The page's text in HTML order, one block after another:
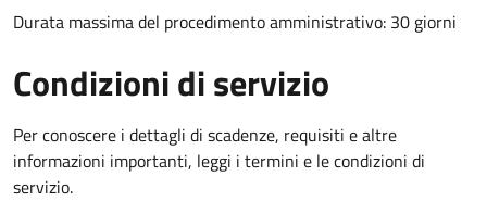
Durata massima del procedimento amministrativo: 30 giorni
Condizioni di servizio
Per conoscere i dettagli di scadenze, requisiti e altre
informazioni importanti, leggi i termini e le condizioni di
servizio.